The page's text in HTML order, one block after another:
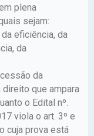
plena
sejam:
eficiência, da
da
da
que ampara
o Edital nº.
viola o art. 3º e
cuja prova está